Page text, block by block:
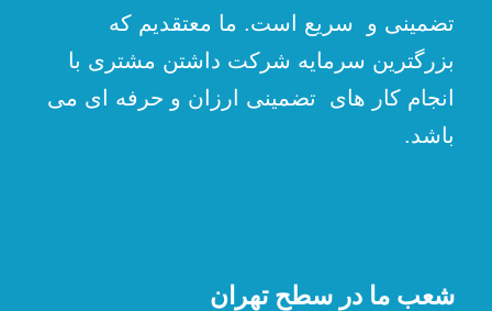
تضمینی و سریع است. ما معتقدیم که
بزرگترین سرمایه شرکت داشتن مشتری با
انجام کار های تضمینی ارزان و حرفه ای می
باشد.
شعب ما در سطح تهران